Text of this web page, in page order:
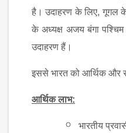
है। उदाहरण के लिए, गूगल
के अध्यक्ष अजय बंगा
उदाहरण हैं।
इससे भारत को आर्थिक और
आर्थिक लाभ:
भारतीय